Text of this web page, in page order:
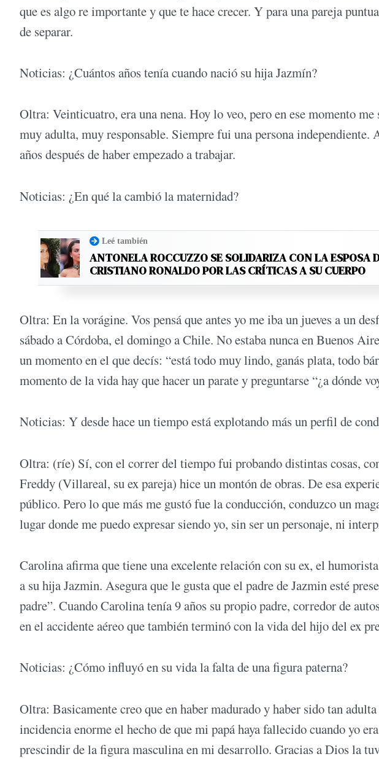
que es algo re importante y que te hace crecer. Y para una pareja
de separar.
Noticias: ¿Cuántos años tenía cuando nació su hija Jazmín?
Oltra: Veinticuatro, era una nena. Hoy lo veo, pero en ese momento
muy adulta, muy responsable. Siempre fui una persona
años después de haber empezado a trabajar.
Noticias: ¿En qué la cambió la maternidad?
Leé también
ANTONELA ROCCUZZO SE SOLIDARIZA CON LA ESPOSA
CRISTIANO RONALDO POR LAS CRÍTICAS A SU CUERPO
Oltra: En la vorágine. Vos pensá que antes yo me iba un jueves a un
sábado a Córdoba, el domingo a Chile. No estaba nunca en Buenos
un momento en el que decís: “está todo muy lindo, ganás plata, todo
momento de la vida hay que hacer un parate y preguntarse “¿a dónde
Noticias: Y desde hace un tiempo está explotando más un perfil de
Oltra: (ríe) Sí, con el correr del tiempo fui probando distintas cosas,
Freddy (Villareal, su ex pareja) hice un montón de obras. De esa
público. Pero lo que más me gustó fue la conducción, conduzco un
lugar donde me puedo expresar siendo yo, sin ser un personaje, ni
Carolina afirma que tiene una excelente relación con su ex, el
a su hija Jazmin. Asegura que le gusta que el padre de Jazmin esté
padre”. Cuando Carolina tenía 9 años su propio padre, corredor de
en el accidente aéreo que también terminó con la vida del hijo del ex
Noticias: ¿Cómo influyó en su vida la falta de una figura paterna?
Oltra: Basicamente creo que en haber madurado y haber sido tan
incidencia enorme el hecho de que mi papá haya fallecido cuando yo
prescindir de la figura masculina en mi desarrollo. Gracias a Dios la